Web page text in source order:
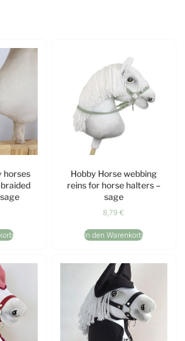
horses
Hobby Horse webbing
reins for horse halters –
sage
8,79€
In den Warenkorb